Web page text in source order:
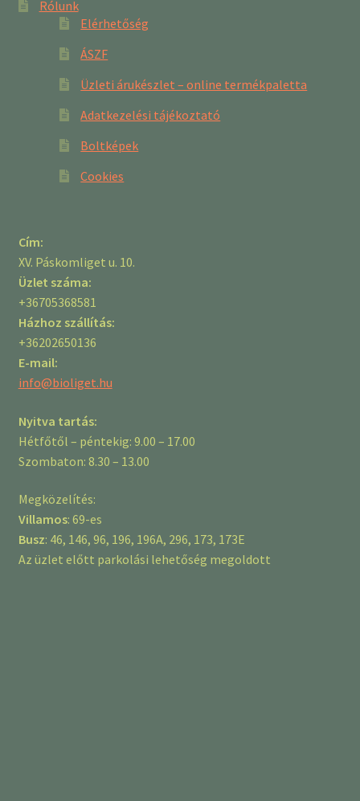
Rólunk
Elérhetőség
ÁSZF
Üzleti árukészlet – online termékpaletta
Adatkezelési tájékoztató
Boltképek
Cookies
Cím:
XV. Páskomliget u. 10.
Üzlet száma:
+36705368581
Házhoz szállítás:
+36202650136
E-mail:
info@bioliget.hu
Nyitva tartás:
Hétfőtől – péntekig: 9.00 – 17.00
Szombaton: 8.30 – 13.00
Megközelítés:
Villamos: 69-es
Busz: 46, 146, 96, 196, 196A, 296, 173, 173E
Az üzlet előtt parkolási lehetőség megoldott